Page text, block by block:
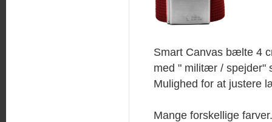
Smart Canvas bælte 4
med " militær / spejder"
Mulighed for at justere
Mange forskellige farver.